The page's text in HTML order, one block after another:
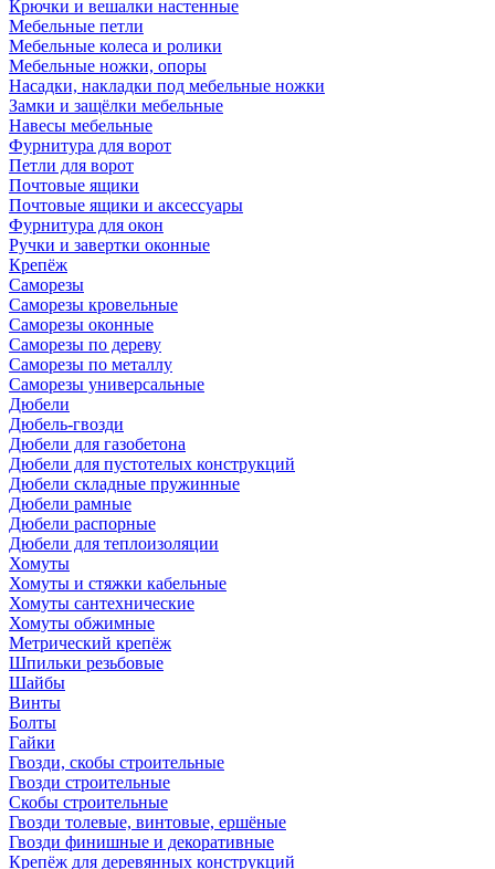
Крючки и вешалки настенные
Мебельные петли
Мебельные колеса и ролики
Мебельные ножки, опоры
Насадки, накладки под мебельные ножки
Замки и защёлки мебельные
Навесы мебельные
Фурнитура для ворот
Петли для ворот
Почтовые ящики
Почтовые ящики и аксессуары
Фурнитура для окон
Ручки и завертки оконные
Крепёж
Саморезы
Саморезы кровельные
Саморезы оконные
Саморезы по дереву
Саморезы по металлу
Саморезы универсальные
Дюбели
Дюбель-гвозди
Дюбели для газобетона
Дюбели для пустотелых конструкций
Дюбели складные пружинные
Дюбели рамные
Дюбели распорные
Дюбели для теплоизоляции
Хомуты
Хомуты и стяжки кабельные
Хомуты сантехнические
Хомуты обжимные
Метрический крепёж
Шпильки резьбовые
Шайбы
Винты
Болты
Гайки
Гвозди, скобы строительные
Гвозди строительные
Скобы строительные
Гвозди толевые, винтовые, ершёные
Гвозди финишные и декоративные
Крепёж для деревянных конструкций